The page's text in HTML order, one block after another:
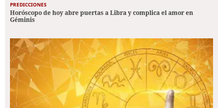
PREDICCIONES
Horóscopo de hoy abre puertas a Libra y complica el amor en
Géminis